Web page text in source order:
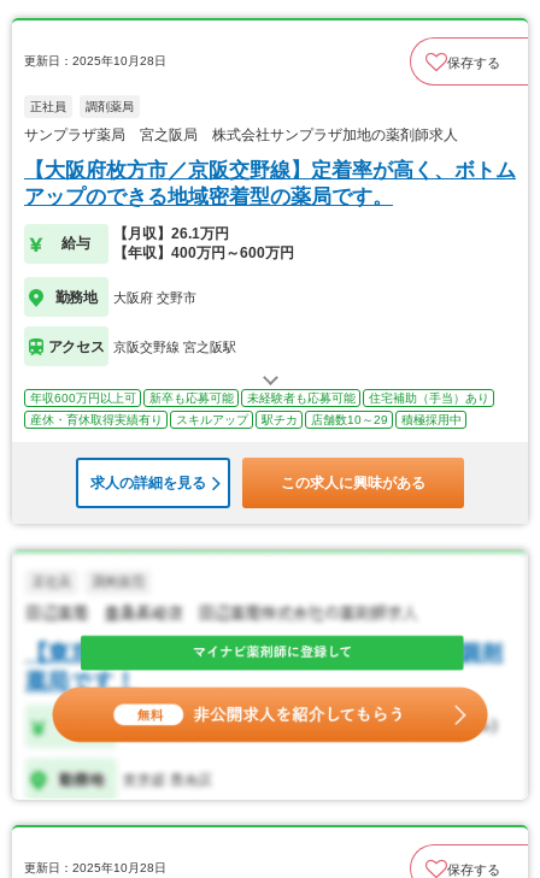
更新日：2025年10月28日 保存する
正社員 調剤薬局
サンプラザ薬局 宮之阪局 株式会社サンプラザ加地の薬剤師求人
【大阪府枚方市／京阪交野線】定着率が高く、ボトム
アップのできる地域密着型の薬局です。
給与
【月収】26.1万円
【年収】400万円～600万円
勤務地 大阪府 交野市
アクセス 京阪交野線 宮之阪駅
年収600万円以上可 新卒も応募可能 未経験者も応募可能
住宅補助（手当）あり
産休・育休取得実績有り
スキルアップ 駅チカ 店舗数10～29 積極採用中
求人の詳細を見る この求人に興味がある
更新日：2025年10月28日 保存する